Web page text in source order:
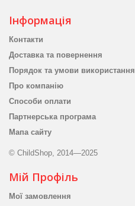
Інформація
Контакти
Доставка та повернення
Порядок та умови використання
Про компанію
Способи оплати
Партнерська програма
Мапа сайту
© ChildShop, 2014—2025
Мій Профіль
Мої замовлення